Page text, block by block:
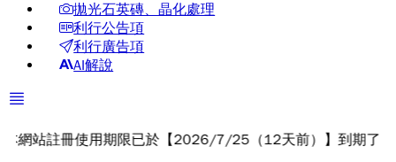
拋光石英磚、晶化處理
利行公告項
利行廣告項
AI解說
註冊使用期限已於【2026/7/25（12天前）】到期了，請儘